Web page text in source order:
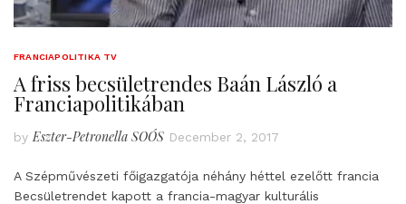
FRANCIAPOLITIKA TV
A friss becsületrendes Baán László a
Franciapolitikában
by Eszter-Petronella SOÓS December 2, 2017
A Szépművészeti főigazgatója néhány héttel ezelőtt francia
Becsületrendet kapott a francia-magyar kulturális